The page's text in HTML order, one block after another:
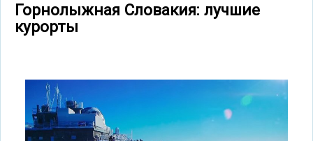
Горнолыжная Словакия: лучшие
курорты